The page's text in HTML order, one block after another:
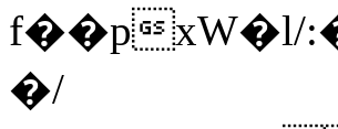
f��p
�/